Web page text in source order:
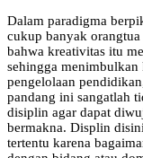
Dalam paradigma
cukup banyak
bahwa kreativitas itu
sehingga
pengelolaan
pandang ini sangatlah
disiplin agar dapat
bermakna. Displin
tertentu karena